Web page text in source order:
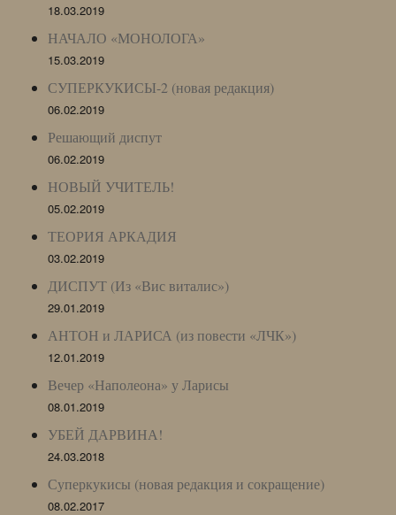
18.03.2019
НАЧАЛО «МОНОЛОГА»
15.03.2019
СУПЕРКУКИСЫ-2 (новая редакция)
06.02.2019
Решающий диспут
06.02.2019
НОВЫЙ УЧИТЕЛЬ!
05.02.2019
ТЕОРИЯ АРКАДИЯ
03.02.2019
ДИСПУТ (Из «Вис виталис»)
29.01.2019
АНТОН и ЛАРИСА (из повести «ЛЧК»)
12.01.2019
Вечер «Наполеона» у Ларисы
08.01.2019
УБЕЙ ДАРВИНА!
24.03.2018
Суперкукисы (новая редакция и сокращение)
08.02.2017